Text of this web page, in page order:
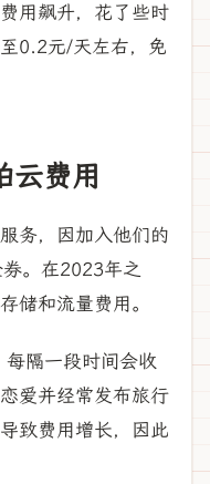
用飙升，花了些时
0.2元/天左右，免
云费用
务，因加入他们的
。在2023年之
储和流量费用。
隔一段时间会收
爱并经常发布旅行
致费用增长，因此